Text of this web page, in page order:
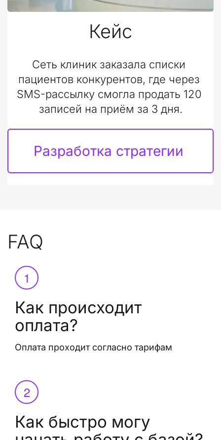
Кейс
Сеть клиник заказала списки
пациентов конкурентов, где через
SMS-рассылку смогла продать 120
записей на приём за 3 дня.
Разработка стратегии
FAQ
Как происходит
оплата?
Оплата проходит согласно тарифам
Как быстро могу